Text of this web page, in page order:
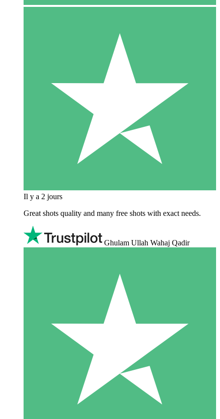
Il y a 2 jours
Great shots quality and many free shots with exact needs.
Ghulam Ullah Wahaj Qadir